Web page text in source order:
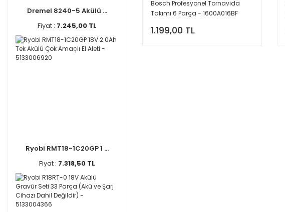
Dremel 8240-5 Akülü ...
Fiyat : 7.245,00 TL
Ryobi RMT18-1C20GP 1 ...
Fiyat : 7.318,50 TL
Bosch Profesyonel Tornavida
Takımı 6 Parça - 1600A016BF
1.199,00 TL